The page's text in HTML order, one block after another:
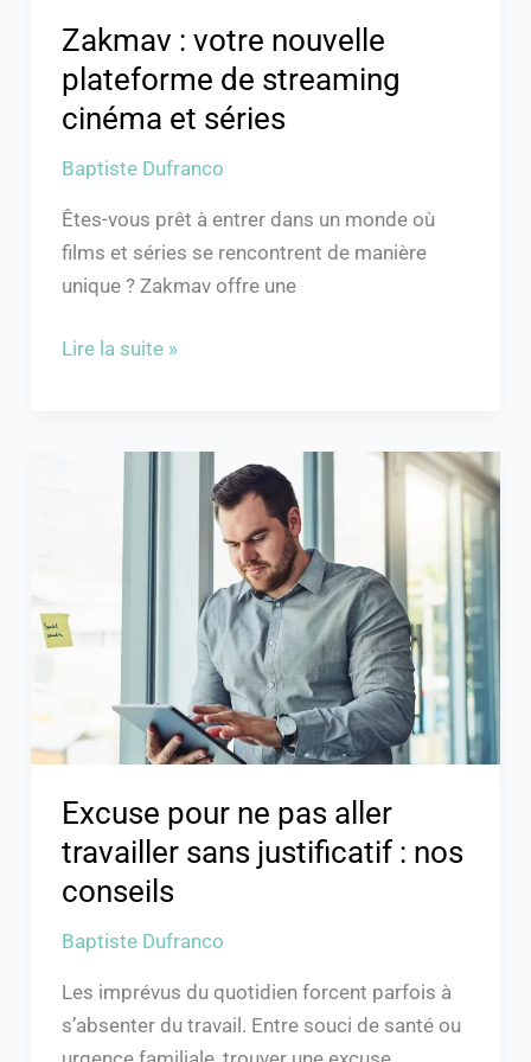
Zakmav : votre nouvelle
plateforme de streaming
cinéma et séries
Baptiste Dufranco
Êtes-vous prêt à entrer dans un monde où
films et séries se rencontrent de manière
unique ? Zakmav offre une
Lire la suite »
Excuse pour ne pas aller
travailler sans justificatif : nos
conseils
Baptiste Dufranco
Les imprévus du quotidien forcent parfois à
s’absenter du travail. Entre souci de santé ou
travailler
justificatif
nos
conseils